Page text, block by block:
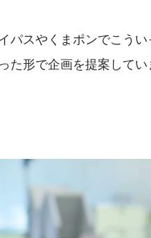
パスやくまポンでこうい
た形で企画を提案してい